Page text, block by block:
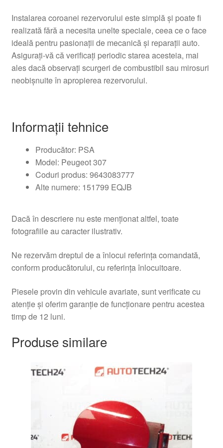
Instalarea coroanei rezervorului este simplă și poate fi
realizată fără a necesita unelte speciale, ceea ce o face
ideală pentru pasionații de mecanică și reparații auto.
Asigurați-vă că verificați periodic starea acesteia, mai
ales dacă observați scurgeri de combustibil sau mirosuri
neobișnuite în apropierea rezervorului.
Informații tehnice
Producător: PSA
Model: Peugeot 307
Coduri produs: 9643083777
Alte numere: 151799 EQJB
Dacă în descriere nu este menționat altfel, toate
fotografiile au caracter ilustrativ.
Ne rezervăm dreptul de a înlocui referința comandată,
conform producătorului, cu referința înlocuitoare.
Piesele provin din vehicule avariate, sunt verificate cu
atenție și oferim garanție de funcționare pentru acestea
timp de 12 luni.
Produse similare